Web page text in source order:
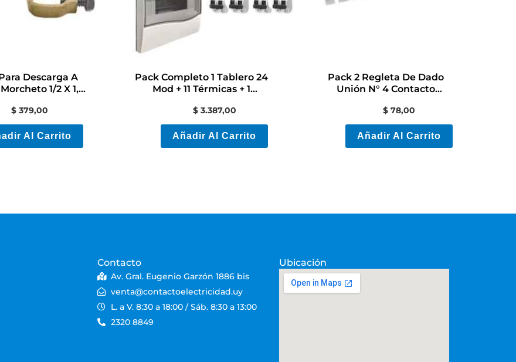
Descarga A
1/2 X 1,5
$ 379,00
Al Carrito
Pack Completo 1 Tablero 24
Mod + 11 Térmicas + 1
$3.387,00
Añadir Al Carrito
Pack 2 Regleta De Dado
Unión N° 4 Contacto
$ 78,00
Añadir Al Carrito
Contacto
Av. Gral. Eugenio Garzón 1886 bis
venta@contactoelectricidad.uy
L. a V. 8:30 a 18:00 / Sáb. 8:30 a 13:00
2320 8849
Ubicación